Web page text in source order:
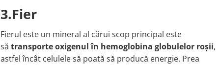
3.Fier
Fierul este un mineral al cărui scop principal este
să transporte oxigenul în hemoglobina globulelor roșii,
astfel încât celulele să poată să producă energie. Prea